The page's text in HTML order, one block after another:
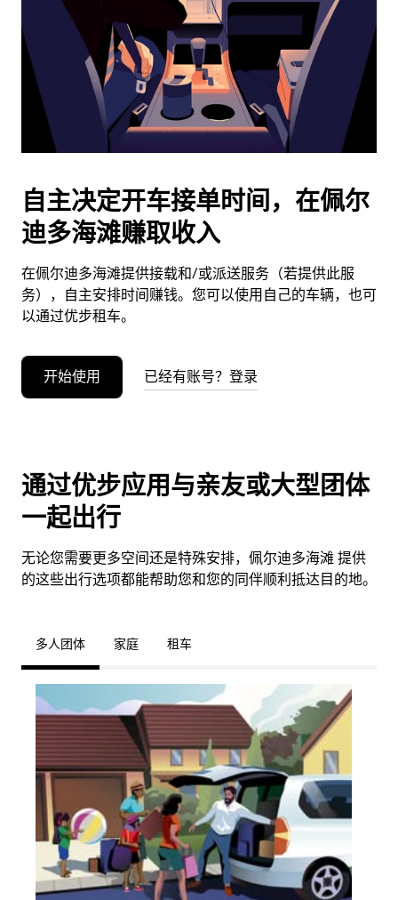
期。
按
退
闭
日
历。
自主决定开车接单时间，在佩尔
迪多海滩赚取收入
在佩尔迪多海滩提供接载和/或派送服务（若提供此服
务），自主安排时间赚钱。您可以使用自己的车辆，也可
以通过优步租车。
开始使用 已经有账号？登录
通过优步应用与亲友或大型团体
一起出行
无论您需要更多空间还是特殊安排，佩尔迪多海滩 提供
的这些出行选项都能帮助您和您的同伴顺利抵达目的地。
多人团体 家庭 租车